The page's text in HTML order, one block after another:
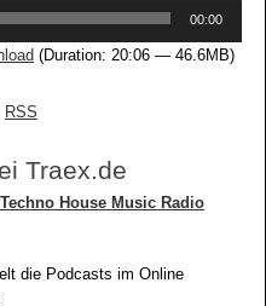
00:00
(Duration: 20:06 — 46.6MB)
RSS
Traex.de
Techno House Music Radio
die Podcasts im Online